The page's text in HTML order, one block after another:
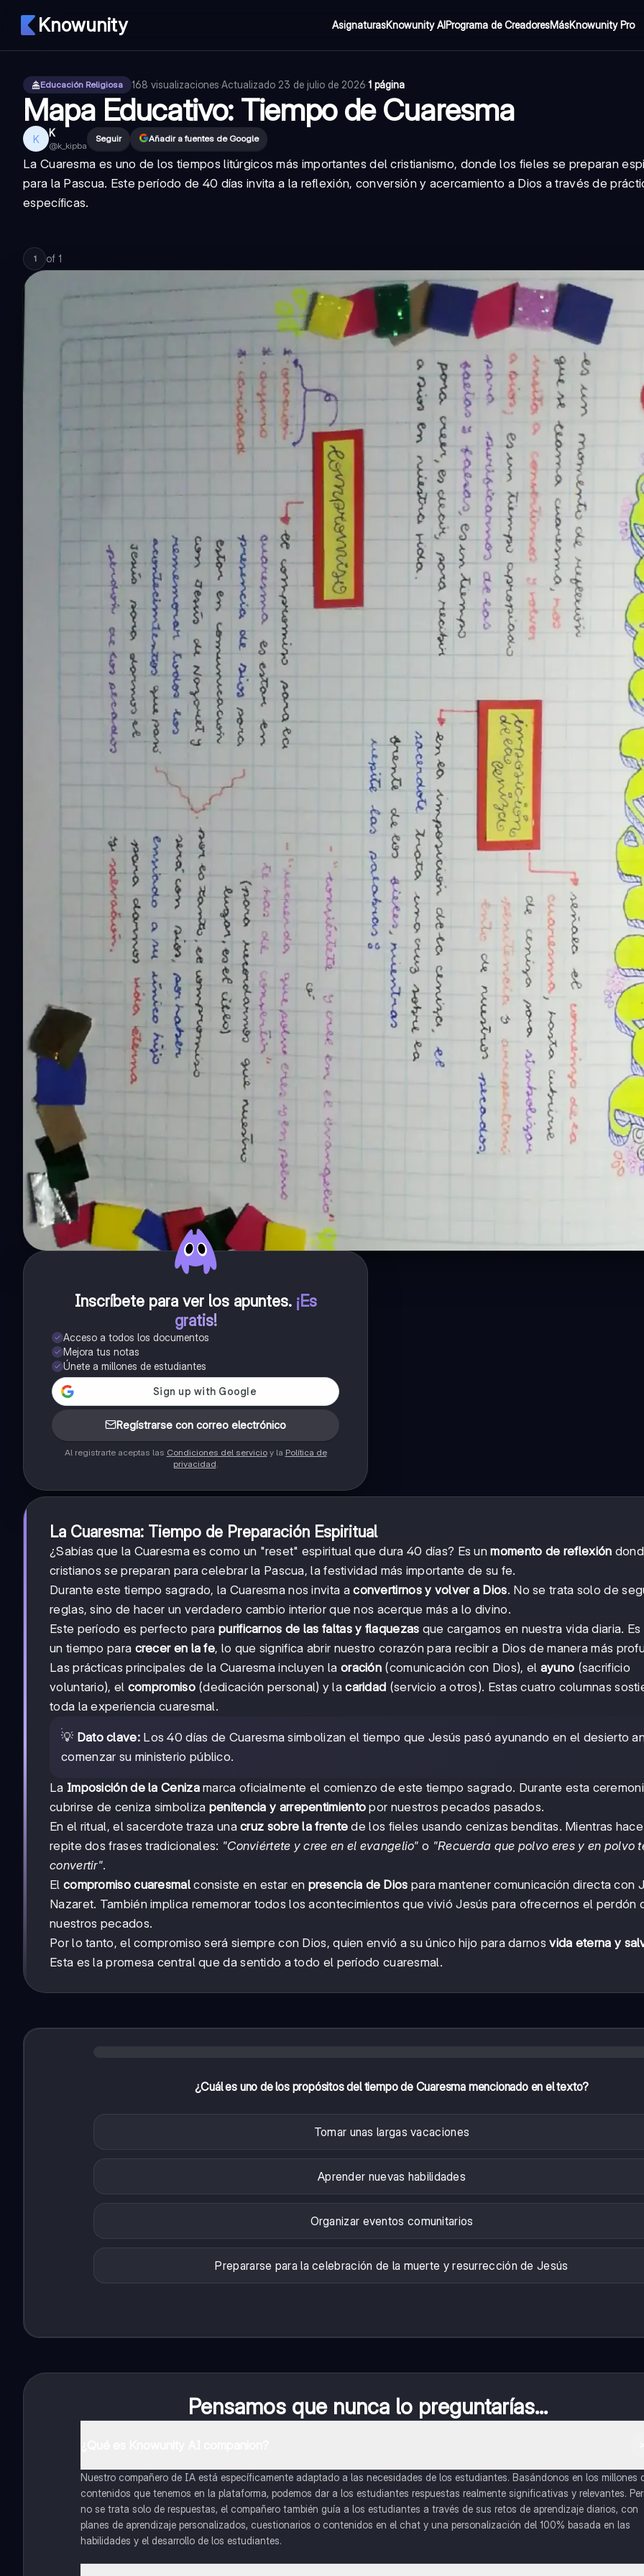
Knowunity AsignaturasKnowunity AIPrograma de CreadoresMásKnowunity Pro
Educación Religiosa 168 visualizaciones·Actualizado 23 de julio de 2026·1 página
Mapa Educativo: Tiempo de Cuaresma
K K
@k_kipba
Seguir Añadir a fuentes de Google
La Cuaresma es uno de los tiempos litúrgicos más importantes del cristianismo, donde los fieles se preparan
para la Pascua. Este período de 40 días invita a la reflexión, conversión y acercamiento a Dios a través de
específicas.
1 of 1
Inscríbete para ver los apuntes. ¡Es
gratis!
Acceso a todos los documentos
Mejora tus notas
Únete a millones de estudiantes
Regístrarse con correo electrónico
Al registrarte aceptas las Condiciones del servicioy la Política de
privacidad.
La Cuaresma: Tiempo de Preparación Espiritual
¿Sabías que la Cuaresma es como un "reset" espiritual que dura 40 días? Es unmomento de reflexión
cristianos se preparan para celebrar la Pascua, la festividad más importante de su fe.
Durante este tiempo sagrado, la Cuaresma nos invita aconvertirnos y volver a Dios. No se trata solo de
reglas, sino de hacer un verdadero cambio interior que nos acerque más a lo divino.
Este período es perfecto para purificarnos de las faltas y flaquezas que cargamos en nuestra vida diaria.
un tiempo para crecer en la fe, lo que significa abrir nuestro corazón para recibir a Dios de manera más
Las prácticas principales de la Cuaresma incluyen la oración (comunicación con Dios), el ayuno (sacrificio
voluntario), el compromiso(dedicación personal) y lacaridad (servicio a otros). Estas cuatro columnas
toda la experiencia cuaresmal.
💡 Dato clave:Los 40 días de Cuaresma simbolizan el tiempo que Jesús pasó ayunando en el desierto
comenzar su ministerio público.
La Imposición de la Cenizamarca oficialmente el comienzo de este tiempo sagrado. Durante esta
cubrirse de ceniza simboliza penitencia y arrepentimiento por nuestros pecados pasados.
En el ritual, el sacerdote traza unacruz sobre la frente de los fieles usando cenizas benditas. Mientras
repite dos frases tradicionales: "Conviértete y cree en el evangelio" o "Recuerda que polvo eres y en polvo
convertir".
El compromiso cuaresmalconsiste en estar en presencia de Dios para mantener comunicación directa con
Nazaret. También implica rememorar todos los acontecimientos que vivió Jesús para ofrecernos el perdón
nuestros pecados.
Por lo tanto, el compromiso será siempre con Dios, quien envió a su único hijo para darnosvida eterna y
Esta es la promesa central que da sentido a todo el período cuaresmal.
¿Cuál es uno de los propósitos del tiempo de Cuaresma mencionado en el texto?
Tomar unas largas vacaciones
Aprender nuevas habilidades
Organizar eventos comunitarios
Prepararse para la celebración de la muerte y resurrección de Jesús
Pensamos que nunca lo preguntarías...
Nuestro compañero de IA está específicamente adaptado a las necesidades de los estudiantes. Basándonos en los millones
contenidos que tenemos en la plataforma, podemos dar a los estudiantes respuestas realmente significativas y relevantes.
no se trata solo de respuestas, el compañero también guía a los estudiantes a través de sus retos de aprendizaje diarios, con
planes de aprendizaje personalizados, cuestionarios o contenidos en el chat y una personalización del 100% basada en las
habilidades y el desarrollo de los estudiantes.